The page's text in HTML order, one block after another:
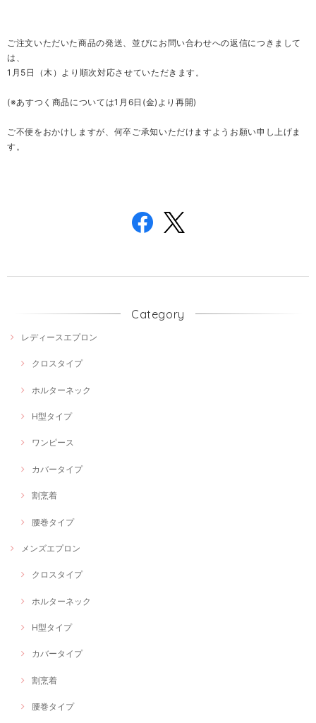
ご注文いただいた商品の発送、並びにお問い合わせへの返信につきまして
は、
1月5日（木）より順次対応させていただきます。
(※あすつく商品については1月6日(金)より再開)
ご不便をおかけしますが、何卒ご承知いただけますようお願い申し上げま
す。
Category
レディースエプロン
クロスタイプ
ホルターネック
H型タイプ
ワンピース
カバータイプ
割烹着
腰巻タイプ
メンズエプロン
クロスタイプ
ホルターネック
H型タイプ
カバータイプ
割烹着
腰巻タイプ